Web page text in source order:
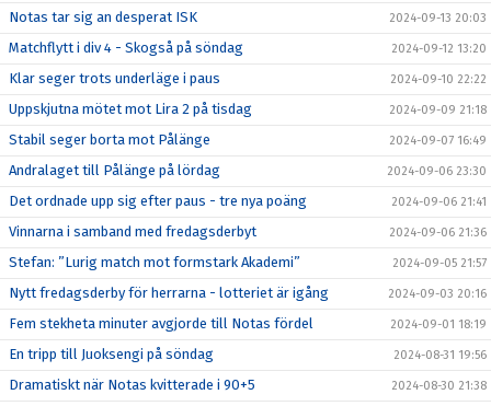
Notas tar sig an desperat ISK 2024-09-13 20:03
Matchflytt i div 4 - Skogså på söndag 2024-09-12 13:20
Klar seger trots underläge i paus 2024-09-10 22:22
Uppskjutna mötet mot Lira 2 på tisdag 2024-09-09 21:18
Stabil seger borta mot Pålänge 2024-09-07 16:49
Andralaget till Pålänge på lördag 2024-09-06 23:30
Det ordnade upp sig efter paus - tre nya poäng 2024-09-06 21:41
Vinnarna i samband med fredagsderbyt 2024-09-06 21:36
Stefan: ”Lurig match mot formstark Akademi” 2024-09-05 21:57
Nytt fredagsderby för herrarna - lotteriet är igång 2024-09-03 20:16
Fem stekheta minuter avgjorde till Notas fördel 2024-09-01 18:19
En tripp till Juoksengi på söndag 2024-08-31 19:56
Dramatiskt när Notas kvitterade i 90+5 2024-08-30 21:38